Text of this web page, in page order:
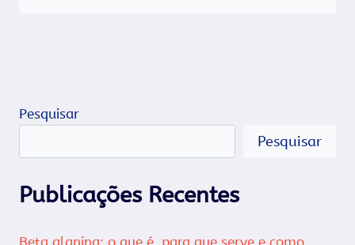
Pesquisar
Pesquisar
Publicações Recentes